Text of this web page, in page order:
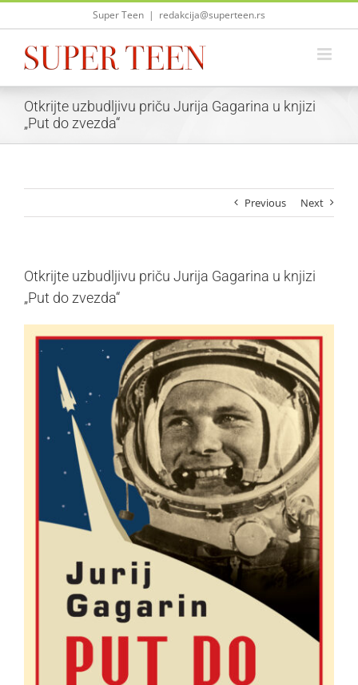
Skip
Super Teen | redakcija@superteen.rs
Otkrijte uzbudljivu priču Jurija Gagarina u knjizi
„Put do zvezda“
Previous Next
Otkrijte uzbudljivu priču Jurija Gagarina u knjizi
„Put do zvezda“